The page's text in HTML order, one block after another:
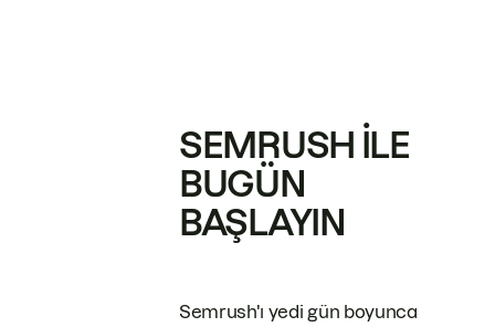
SEMRUSH ILE
BUGÜN
BAŞLAYIN
Semrush'ı yedi gün boyunca